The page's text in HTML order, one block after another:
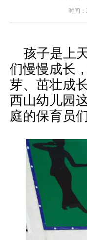
时间：
孩子是上
们慢慢成长
芽、茁壮成
西山幼儿园
庭的保育员